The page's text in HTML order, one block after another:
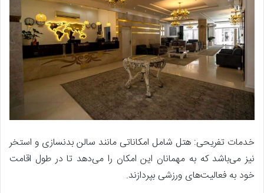
خدمات تفریحی: هتل شامل امکاناتی مانند سالن بدنسازی و استخر
نیز می‌باشد که به مهمانان این امکان را می‌دهد تا در طول اقامت
خود به فعالیت‌های ورزشی بپردازند.